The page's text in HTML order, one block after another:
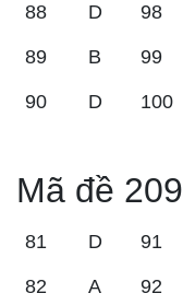
88 D 98
89 B 99
90 D 100
Mã đề 209
81 D 91
82 A 92